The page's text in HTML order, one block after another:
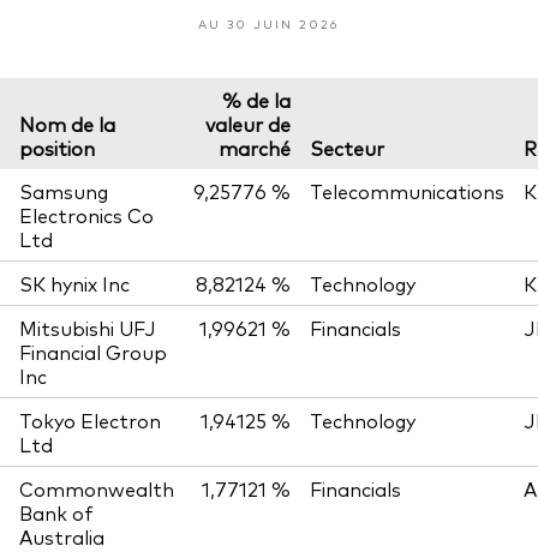
AU 30 JUIN 2026
Nom de la
position
% de la
valeur de
marché
Secteur
Samsung
Electronics Co
Ltd
9,25776 % Telecommunications
SK hynix Inc 8,82124 % Technology
Mitsubishi UFJ
Financial Group
Inc
1,99621 % Financials
Tokyo Electron
Ltd
1,94125 % Technology
Commonwealth
Bank of
Australia
1,77121 % Financials